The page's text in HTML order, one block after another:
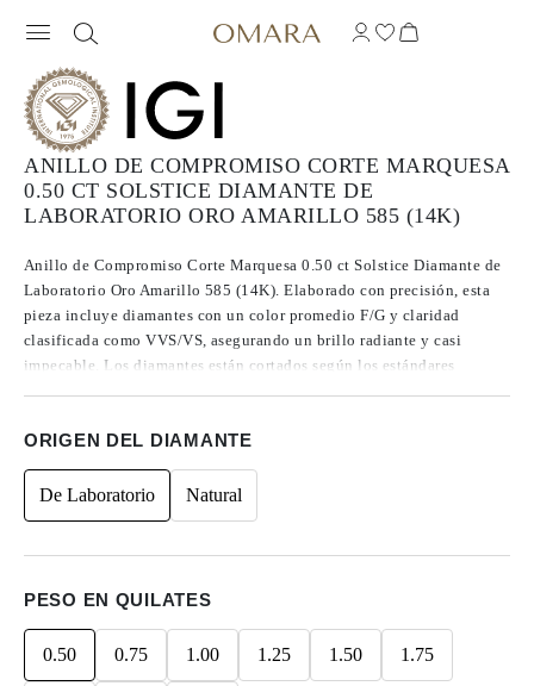
ANILLO DE COMPROMISO CORTE MARQUESA
0.50 CT SOLSTICE DIAMANTE DE
LABORATORIO ORO AMARILLO 585 (14K)
Anillo de Compromiso Corte Marquesa 0.50 ct Solstice Diamante de
Laboratorio Oro Amarillo 585 (14K). Elaborado con precisión, esta
pieza incluye diamantes con un color promedio F/G y claridad
clasificada como VVS/VS, asegurando un brillo radiante y casi
impecable. Los diamantes están cortados según los estándares
excepcional, y no presentan fluorescencia.
ORIGEN DEL DIAMANTE
De Laboratorio Natural
PESO EN QUILATES
0.50 0.75 1.00 1.25 1.50 1.75